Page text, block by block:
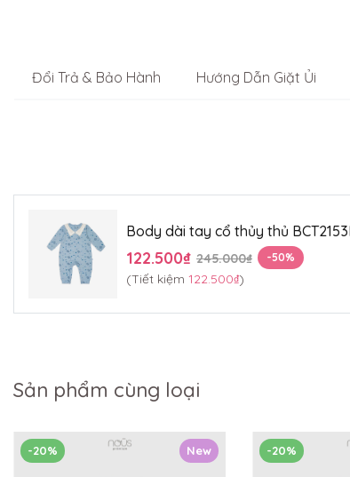
Đổi Trả & Bảo Hành Hướng Dẫn Giặt Ủi
Body dài tay cổ thủy thủ
122.500₫ 245.000₫ -50%
(Tiết kiệm 122.500₫)
Sản phẩm cùng loại
New
-20% -20%